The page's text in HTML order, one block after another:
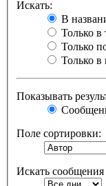
Искать:
В
Только в
Только
Только
Показывать
Поле сортировки:
Искать сообщения